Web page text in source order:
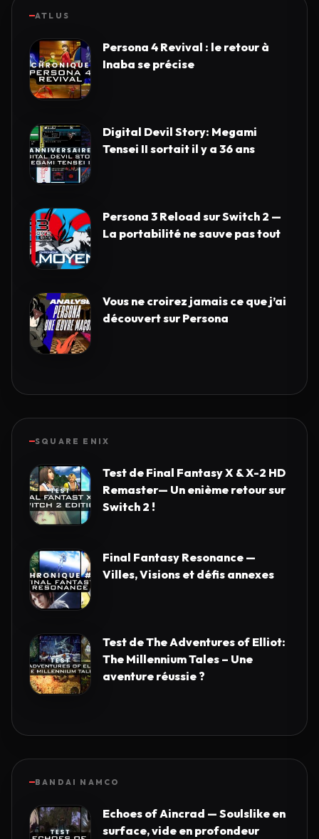
ATLUS
Persona 4 Revival : le retour à
Inaba se précise
Digital Devil Story: Megami
Tensei II sortait il y a 36 ans
Persona 3 Reload sur Switch 2 —
La portabilité ne sauve pas tout
Vous ne croirez jamais ce que j’ai
découvert sur Persona
SQUARE ENIX
Test de Final Fantasy X & X-2 HD
Remaster— Un enième retour sur
Switch 2 !
Final Fantasy Resonance —
Villes, Visions et défis annexes
Test de The Adventures of Elliot:
The Millennium Tales – Une
aventure réussie ?
BANDAI NAMCO
Echoes of Aincrad — Soulslike en
surface, vide en profondeur